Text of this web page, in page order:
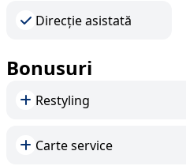
Direcție asistată
Bonusuri
Restyling
Carte service